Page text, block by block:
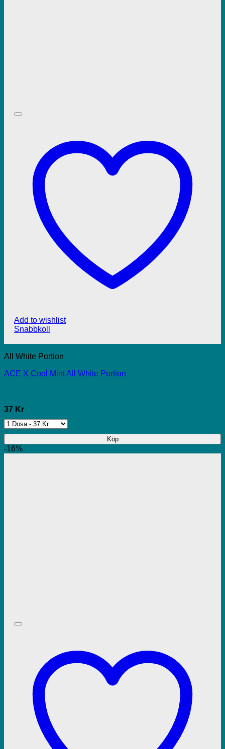
Add to wishlist
Snabbkoll
All White Portion
ACE X Cool Mint All White Portion
37 Kr
Köp
-16%